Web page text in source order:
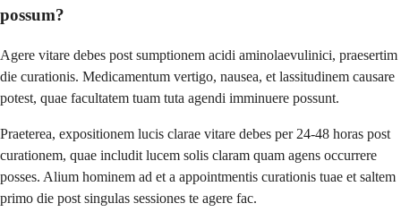
possum?
Agere vitare debes post sumptionem acidi aminolaevulinici, praesertim
die curationis. Medicamentum vertigo, nausea, et lassitudinem causare
potest, quae facultatem tuam tuta agendi imminuere possunt.
Praeterea, expositionem lucis clarae vitare debes per 24-48 horas post
curationem, quae includit lucem solis claram quam agens occurrere
posses. Alium hominem ad et a appointmentis curationis tuae et saltem
primo die post singulas sessiones te agere fac.